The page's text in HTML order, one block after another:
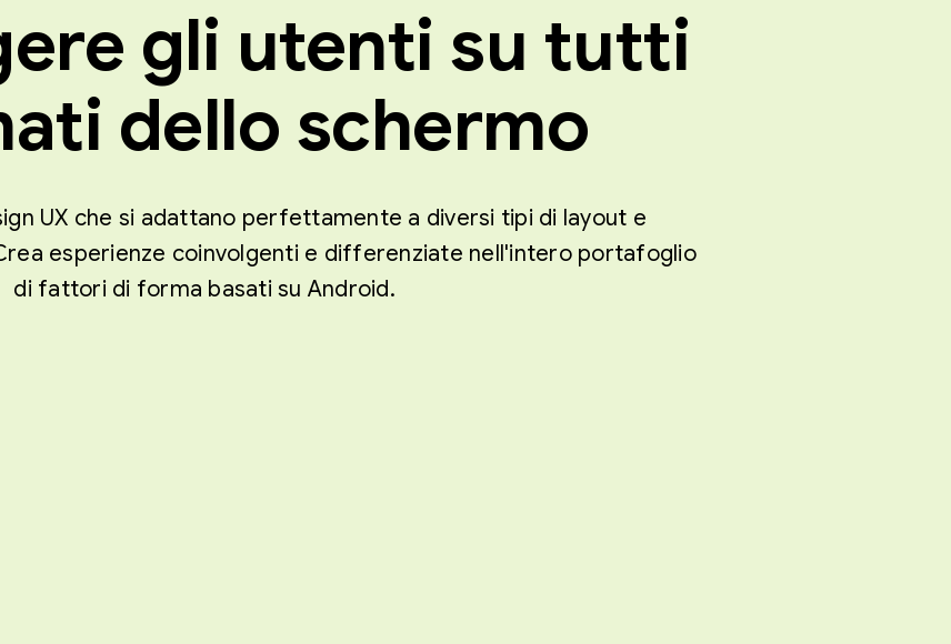
gli utenti su tutti
dello schermo
UX che si adattano perfettamente a diversi tipi di layout e
esperienze coinvolgenti e differenziate nell'intero portafoglio
di fattori di forma basati su Android.